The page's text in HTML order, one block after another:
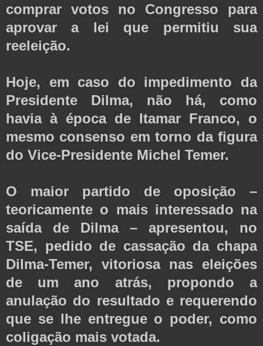
comprar votos no Congresso para
aprovar a lei que permitiu sua
reeleição.
Hoje, em caso do impedimento da
Presidente Dilma, não há, como
havia à época de Itamar Franco, o
mesmo consenso em torno da figura
do Vice-Presidente Michel Temer.
O maior partido de oposição –
teoricamente o mais interessado na
saída de Dilma – apresentou, no
TSE, pedido de cassação da chapa
Dilma-Temer, vitoriosa nas eleições
de um ano atrás, propondo a
anulação do resultado e requerendo
que se lhe entregue o poder, como
coligação mais votada.